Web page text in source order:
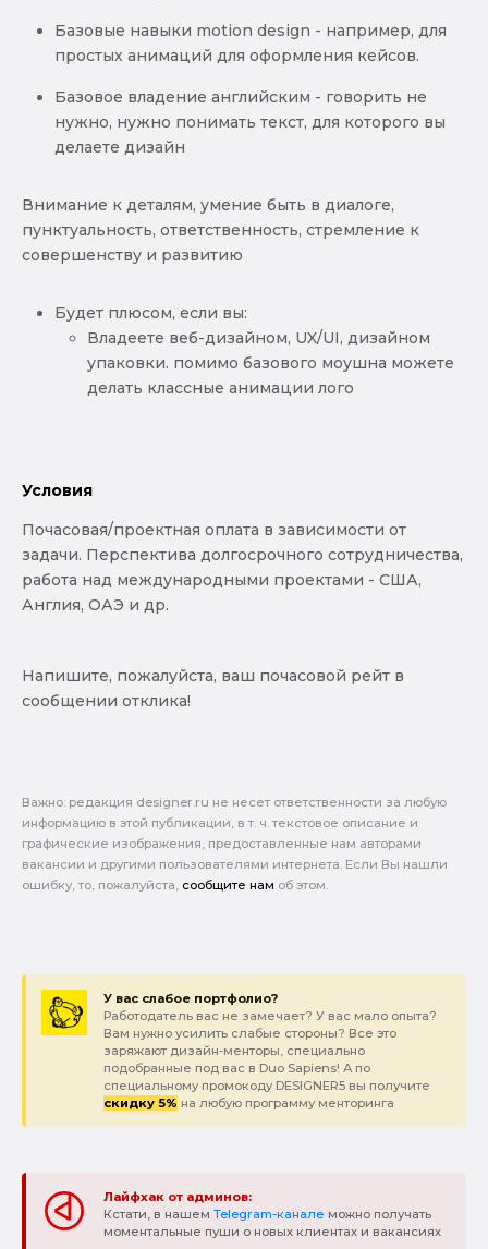
Базовые навыки motion design - например, для
простых анимаций для оформления кейсов.
Базовое владение английским - говорить не
нужно, нужно понимать текст, для которого вы
делаете дизайн
Внимание к деталям, умение быть в диалоге,
пунктуальность, ответственность, стремление к
совершенству и развитию
Будет плюсом, если вы:
Владеете веб-дизайном, UX/UI, дизайном
упаковки. помимо базового моушна можете
делать классные анимации лого
Условия
Почасовая/проектная оплата в зависимости от
задачи. Перспектива долгосрочного сотрудничества,
работа над международными проектами - США,
Англия, ОАЭ и др.
Напишите, пожалуйста, ваш почасовой рейт в
сообщении отклика!
Важно: pедакция designer.ru не несет ответственности за любую
информацию в этой публикации, в т. ч. текстовое описание и
графические изображения, предоставленные нам авторами
вакансии и другими пользователями интернета. Если Вы нашли
ошибку, то, пожалуйста, сообщите нам об этом.
У вас слабое портфолио?
Работодатель вас не замечает? У вас мало опыта?
Вам нужно усилить слабые стороны? Все это
заряжают дизайн-менторы, специально
подобранные под вас в Duo Sapiens! А по
специальному промокоду DESIGNER5 вы получите
скидку 5% на любую программу менторинга
Лайфхак от админов:
Кстати, в нашем Telegram-канале можно получать
моментальные пуши о новых клиентах и вакансиях